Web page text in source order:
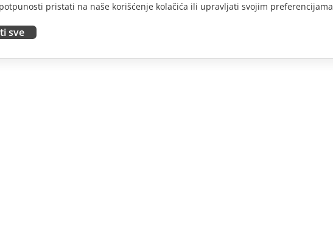
pristati na naše korišćenje kolačića ili upravljati svojim
sve